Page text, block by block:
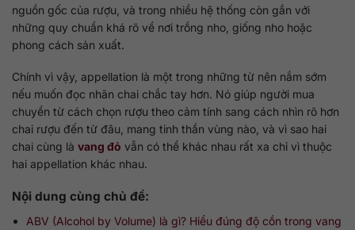
nguồn gốc của rượu, và trong nhiều hệ thống còn gắn với
những quy chuẩn khá rõ về nơi trồng nho, giống nho hoặc
phong cách sản xuất.
Chính vì vậy, appellation là một trong những từ nên nắm sớm
nếu muốn đọc nhãn chai chắc tay hơn. Nó giúp người mua
chuyển từ cách chọn rượu theo cảm tính sang cách nhìn rõ hơn
chai rượu đến từ đâu, mang tinh thần vùng nào, và vì sao hai
chai cùng là vang đỏ vẫn có thể khác nhau rất xa chỉ vì thuộc
hai appellation khác nhau.
Nội dung cùng chủ đề:
ABV (Alcohol by Volume) là gì? Hiểu đúng độ cồn trong vang